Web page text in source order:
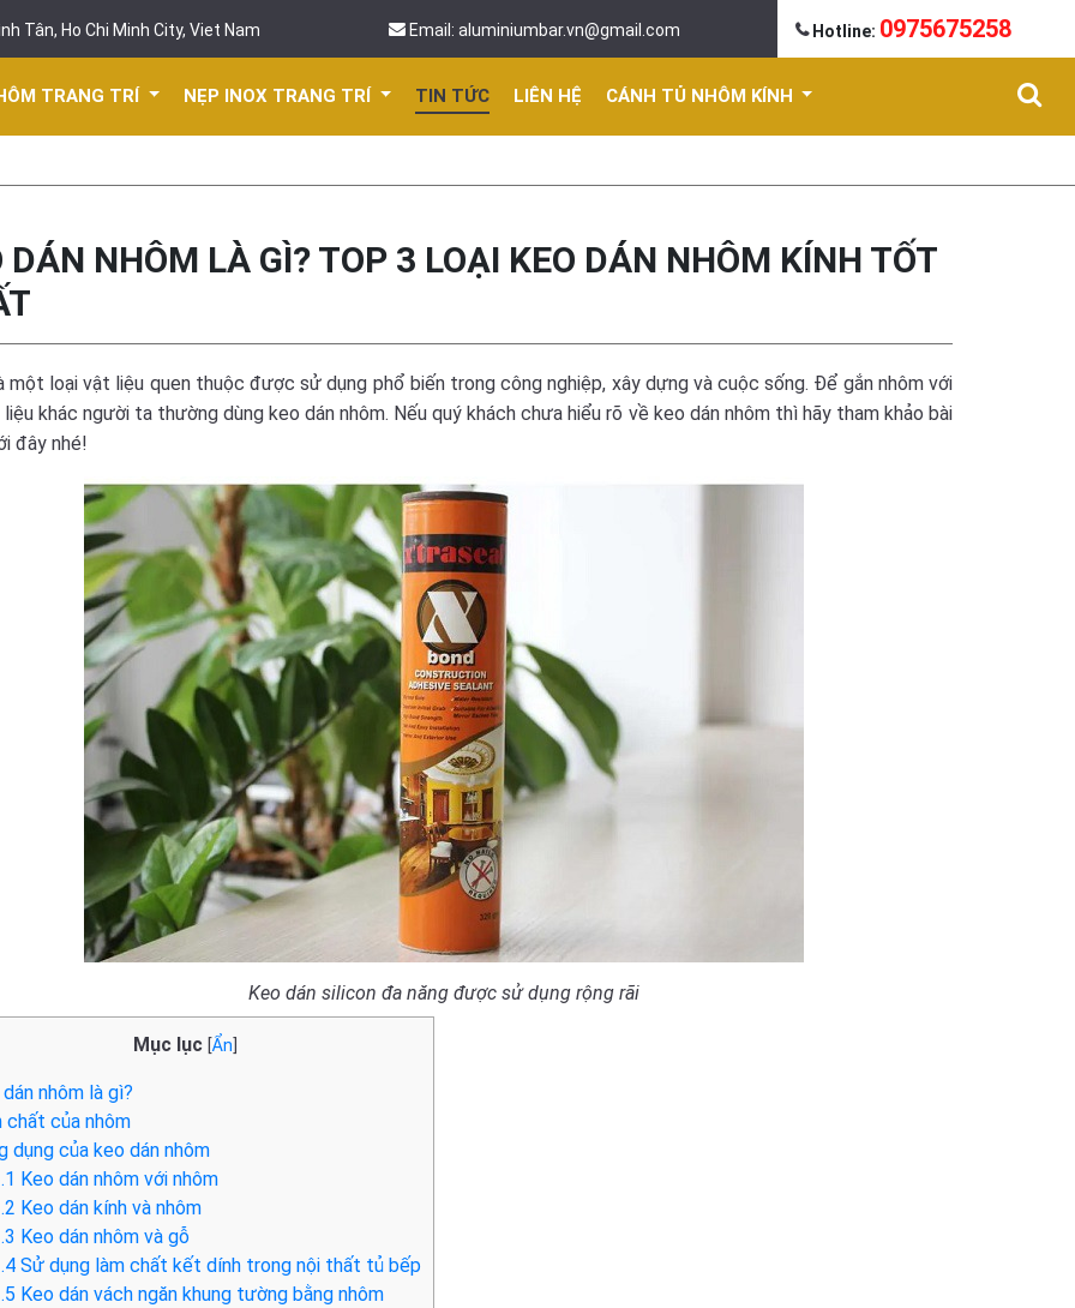
Tân, Ho Chi Minh City, Viet Nam Email: aluminiumbar.vn@gmail.com Hotline: 0975675258
TRANG TRÍ NẸP INOX TRANG TRÍ TIN TỨC LIÊN HỆ CÁNH TỦ NHÔM KÍNH
DÁN NHÔM LÀ GÌ? TOP 3 LOẠI KEO DÁN NHÔM KÍNH TỐT
một loại vật liệu quen thuộc được sử dụng phổ biến trong công nghiệp, xây dựng và cuộc sống. Để gắn nhôm với
khác người ta thường dùng keo dán nhôm. Nếu quý khách chưa hiểu rõ về keo dán nhômthì hãy tham khảo bài
đây nhé!
Keo dán silicon đa năng được sử dụng rộng rãi
Mục lục [Ẩn
dán nhôm là gì?
chất của nhôm
dụng của keo dán nhôm
Keo dán nhôm với nhôm
Keo dán kính và nhôm
Keo dán nhôm và gỗ
Sử dụng làm chất kết dính trong nội thất tủ bếp
Keo dán vách ngăn khung tường bằng nhôm